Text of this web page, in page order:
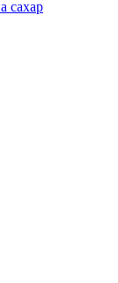
сахар